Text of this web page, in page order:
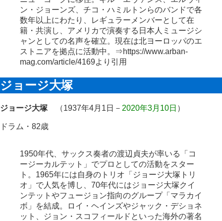
ン・ジョーンズ、チコ・ハミルトンらのバンドで各
数年以上にわたり、レギュラーメンバーとして在
籍・共演し、アメリカで演奏する日本人ミュージシ
ャンとしての名声を確立。現在は北ヨーロッパのエ
ストニアを拠点に活動中。⇒https://www.arban-
mag.com/article/4169より引用
ジョージ大塚
ジョージ大塚 （1937年4月1日－ 2020年3月10日 ）
ドラム・82歳
1950年代、サックス奏者の渡辺貞夫が率いる「コ
ージーカルテット」でプロとしての活動をスター
ト。1965年には自身のトリオ「ジョージ大塚トリ
オ」で人気を博し、70年代にはジョージ大塚クイ
ンテットやフュージョン指向のグループ「マラカイ
ボ」を結成。ロイ・ヘインズやジャック・デショネ
ット、ジョン・スコフィールドといった海外の著名